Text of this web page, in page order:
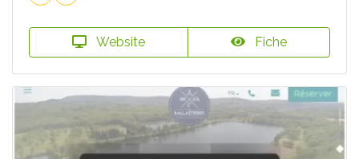
Website Fiche